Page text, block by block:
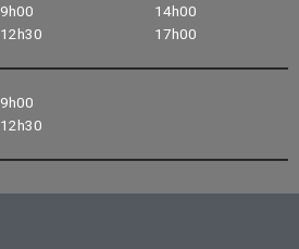
9h00
12h30
14h00
17h00
9h00
12h30